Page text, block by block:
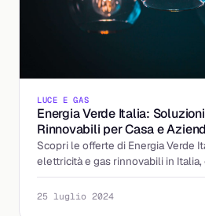
LUCE E GAS
Energia Verde Italia:
Rinnovabili per Casa e
Scopri le offerte di Energia Verde
elettricità e gas rinnovabili in
mobilità elettrica e un servizio
25 luglio 2024